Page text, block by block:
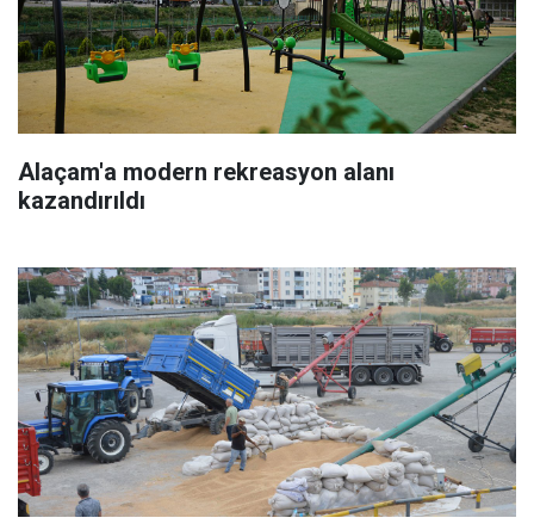
Alaçam'a modern rekreasyon alanı
kazandırıldı